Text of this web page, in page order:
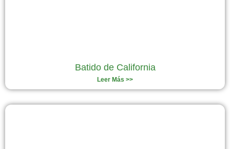
Batido de California
Leer Más >>